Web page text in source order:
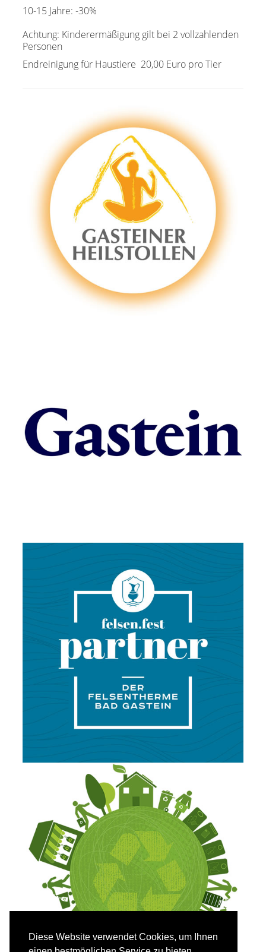
Diese Website verwendet Cookies, um Ihnen
10-15 Jahre: -30%
Achtung: Kinderermäßigung gilt bei 2 vollzahlenden
Personen
Endreinigung für Haustiere 20,00 Euro pro Tier